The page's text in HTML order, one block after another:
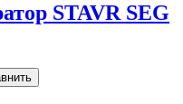
STAVR SEG